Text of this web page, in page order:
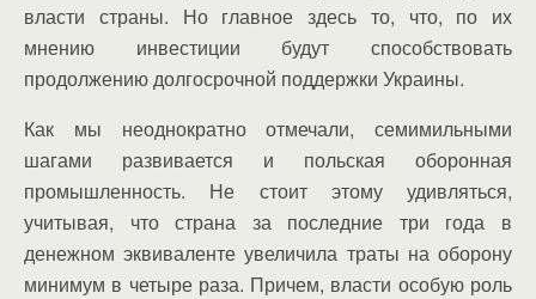
власти страны. Но главное здесь то, что, по их
мнению инвестиции будут способствовать
продолжению долгосрочной поддержки Украины.
Как мы неоднократно отмечали, семимильными
шагами развивается и польская оборонная
промышленность. Не стоит этому удивляться,
учитывая, что страна за последние три года в
денежном эквиваленте увеличила траты на оборону
минимум в четыре раза. Причем, власти особую роль